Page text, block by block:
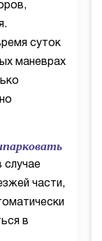
суток
маневрах
случае
части,
в